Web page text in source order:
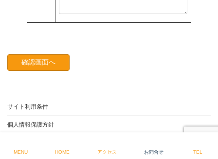
サイト利用条件
個人情報保護方針
MENU HOME アクセス お問合せ TEL